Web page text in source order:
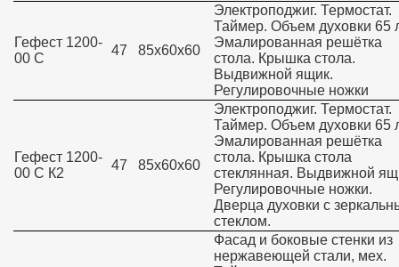
Гефест 1200-
00 С
47 85х60х60
Электроподжиг. Термостат.
Таймер. Объем духовки 65
Эмалированная решётка
стола. Крышка стола.
Выдвижной ящик.
Регулировочные ножки
Гефест 1200-
00 С К2
47 85х60х60
Электроподжиг. Термостат.
Таймер. Объем духовки 65
Эмалированная решётка
стола. Крышка стола
стеклянная. Выдвижной
Регулировочные ножки.
Дверца духовки с
стеклом.
Фасад и боковые стенки из
нержавеющей стали, мех.